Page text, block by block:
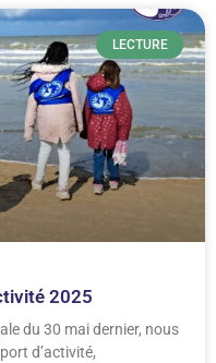
LECTURE
2025
du 30 mai dernier, nous
d’activité,